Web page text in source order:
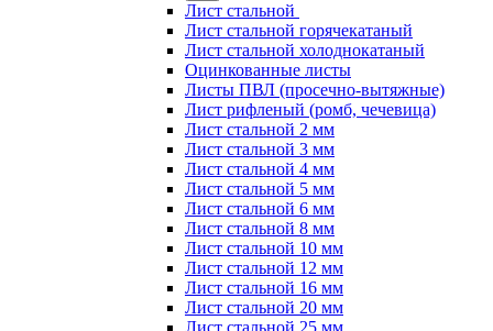
Лист стальной
Лист стальной горячекатаный
Лист стальной холоднокатаный
Оцинкованные листы
Листы ПВЛ (просечно-вытяжные)
Лист рифленый (ромб, чечевица)
Лист стальной 2 мм
Лист стальной 3 мм
Лист стальной 4 мм
Лист стальной 5 мм
Лист стальной 6 мм
Лист стальной 8 мм
Лист стальной 10 мм
Лист стальной 12 мм
Лист стальной 16 мм
Лист стальной 20 мм
Лист стальной 25 мм